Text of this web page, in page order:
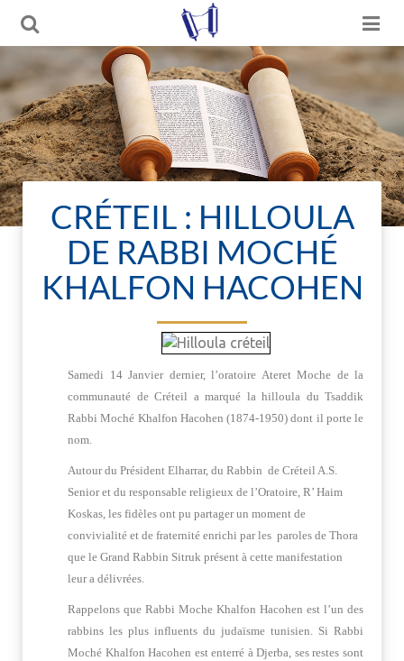
CRÉTEIL : HILLOULA
DE RABBI MOCHÉ
KHALFON HACOHEN
Samedi 14 Janvier dernier, l’oratoire Ateret Moche de la
communauté de Créteil a marqué la hilloula du Tsaddik
Rabbi Moché Khalfon Hacohen (1874-1950) dont il porte le
nom.
Autour du Président Elharrar, du Rabbin de Créteil A.S.
Senior et du responsable religieux de l’Oratoire, R’ Haim
Koskas, les fidèles ont pu partager un moment de
convivialité et de fraternité enrichi par les paroles de Thora
que le Grand Rabbin Sitruk présent à cette manifestation
leur a délivrées.
Rappelons que Rabbi Moche Khalfon Hacohen est l’un des
rabbins les plus influents du judaïsme tunisien. Si Rabbi
Moché Khalfon Hacohen est enterré à Djerba, ses restes sont